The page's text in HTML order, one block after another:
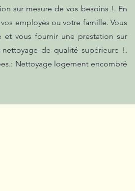
sur mesure de vos besoins !. En
employés ou votre famille. Vous
et vous fournir une prestation sur
de qualité supérieure !.
Nettoyage logement encombré